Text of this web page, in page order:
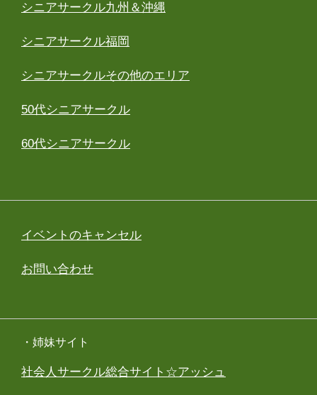
シニアサークル九州＆沖縄
シニアサークル福岡
シニアサークルその他のエリア
50代シニアサークル
60代シニアサークル
イベントのキャンセル
お問い合わせ
・姉妹サイト
社会人サークル総合サイト☆アッシュ